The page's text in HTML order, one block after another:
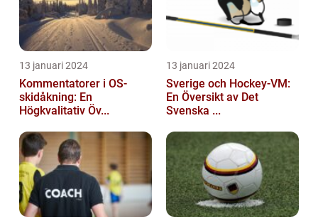
13 januari 2024
Kommentatorer i OS-
skidåkning: En
Högkvalitativ Öv...
13 januari 2024
Sverige och Hockey-VM:
En Översikt av Det
Svenska ...